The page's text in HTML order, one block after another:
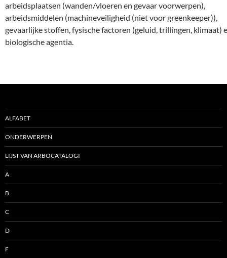
arbeidsplaatsen (wanden/vloeren en gevaar voorwerpen),
arbeidsmiddelen (machineveiligheid (niet voor greenkeeper)),
gevaarlijke stoffen, fysische factoren (geluid, trillingen, klimaat)
biologische agentia.
ALFABET
ONDERWERPEN
LIJST VAN ARBOCATALOGI
A
B
C
D
F